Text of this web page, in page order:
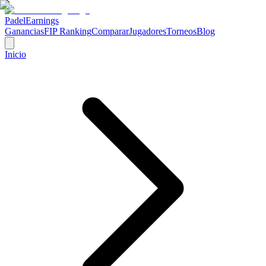
PadelEarnings
GananciasFIP RankingCompararJugadoresTorneosBlog
Inicio